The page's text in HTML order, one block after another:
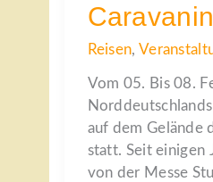
Reisen,
Vom 05. Bis 08.
auf dem Gelände
statt. Seit einigen
von der Messe